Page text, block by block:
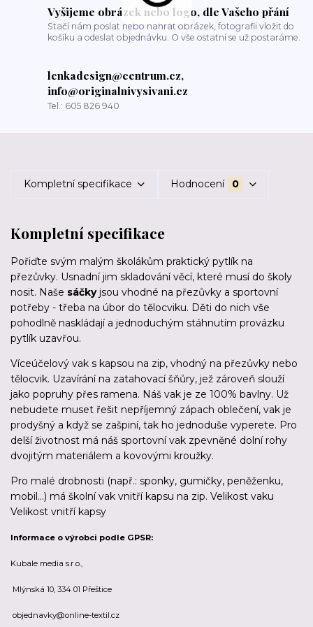
Vyšijeme obrázek nebo logo, dle Vašeho přání
Stačí nám poslat nebo nahrát obrázek, fotografii vložit do
košíku a odeslat objednávku. O vše ostatní se už postaráme.
lenkadesign@centrum.cz,
info@originalnivysivani.cz
Tel.: 605 826 940
Kompletní specifikace Hodnocení 0
Kompletní specifikace
Pořiďte svým malým školákům praktický pytlík na
přezůvky. Usnadní jim skladování věcí, které musí do školy
nosit. Naše sáčkyjsou vhodné na přezůvky a sportovní
potřeby - třeba na úbor do tělocviku. Děti do nich vše
pohodlně naskládají a jednoduchým stáhnutím provázku
pytlík uzavřou.
Víceúčelový vak s kapsou na zip, vhodný na přezůvky nebo
tělocvik. Uzavírání na zatahovací šňůry, jež zároveň slouží
jako popruhy přes ramena. Náš vak je ze 100% bavlny. Už
nebudete muset řešit nepříjemný zápach oblečení, vak je
prodyšný a když se zašpiní, tak ho jednoduše vyperete. Pro
delší životnost má náš sportovní vak zpevněné dolní rohy
dvojitým materiálem a kovovými kroužky.
Pro malé drobnosti (např.: sponky, gumičky, peněženku,
mobil...) má školní vak vnitří kapsu na zip. Velikost vaku
Velikost vnitří kapsy
Informace o výrobci podle GPSR:
Kubale media s.r.o.,
Mlýnská 10, 334 01 Přeštice
objednavky@online-textil.cz